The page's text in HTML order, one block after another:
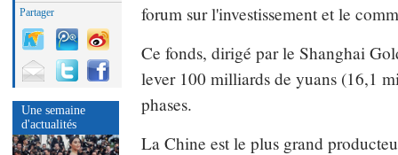
Partager
Une semaine
d'actualités
forum sur l'investissement et le
Ce fonds, dirigé par le Shanghai
lever 100 milliards de yuans (16,1
phases.
La Chine est le plus grand